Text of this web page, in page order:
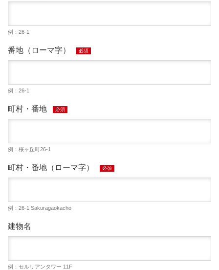
例：26-1
番地（ローマ字） 必須
例：26-1
町村・番地 必須
例：桜ヶ丘町26-1
町村・番地（ローマ字） 必須
例：26-1 Sakuragaokacho
建物名
例：セルリアンタワー 11F